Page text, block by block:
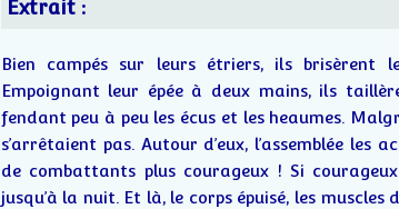
Extrait :
Bien campés sur leurs étriers, ils brisèrent
Empoignant leur épée à deux mains, ils
fendant peu à peu les écus et les heaumes.
s’arrêtaient pas. Autour d’eux, l’assemblée les
de combattants plus courageux ! Si
jusqu’à la nuit. Et là, le corps épuisé, les